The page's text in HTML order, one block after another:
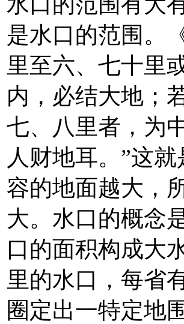
是水口的范围。
里至六、七十里
内，必结大地；
七、八里者，为
人财地耳。”这
容的地面越大，
大。水口的概念
口的面积构成大
里的水口，每省
圈定出一特定地